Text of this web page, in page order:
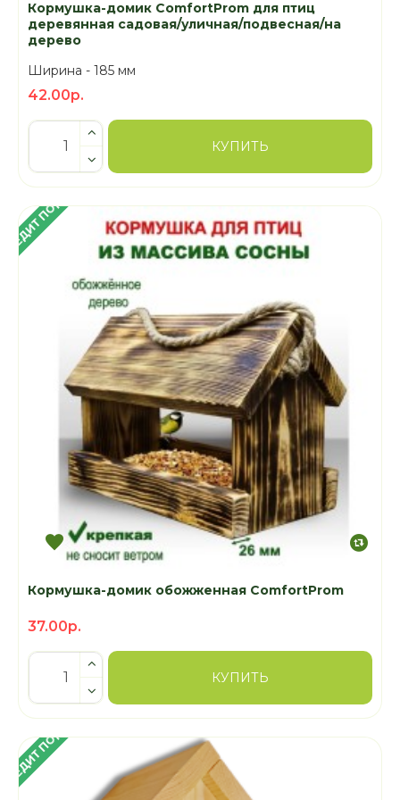
Кормушка-домик ComfortProm для птиц
деревянная садовая/уличная/подвесная/на
дерево
Ширина - 185 мм
42.00р.
КУПИТЬ
ПОД 4%
Кормушка-домик обожженная ComfortProm
37.00р.
КУПИТЬ
ПОД 4%